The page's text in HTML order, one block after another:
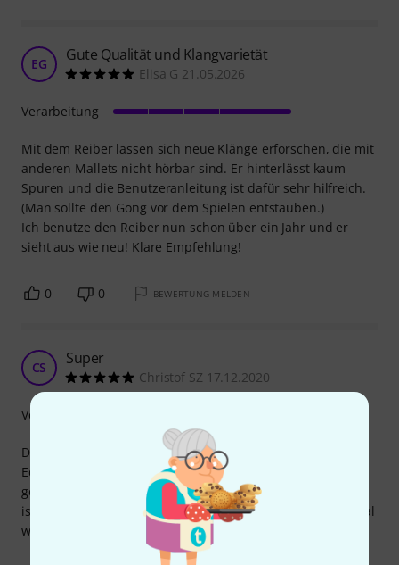
EG Gute Qualität und Klangvarietät
Elisa G 21.05.2026
Mit dem Reiber lassen sich neue Klänge erforschen, die mit
anderen Mallets nicht hörbar sind. Er hinterlässt kaum
Spuren und die Benutzeranleitung ist dafür sehr hilfreich.
(Man sollte den Gong vor dem Spielen entstauben.)
Ich benutze den Reiber nun schon über ein Jahr und er
sieht aus wie neu! Klare Empfehlung!
Verarbeitung
0 0 BEWERTUNG MELDEN
CS Super
Christof SZ 17.12.2020
Da öffnet sich eine neue Klangwelt für mich, diese Lava
Edition ist der Hit! Ich habe mir 30er, 40er und 50er
gegönnt, und jede Grösse hat ihre Berechtigung. Der Preis
ist hier auch noch zumutbar, daher kann ich das Ganze mal
wieder vorbehaltlos empfehlen.
Verarbeitung